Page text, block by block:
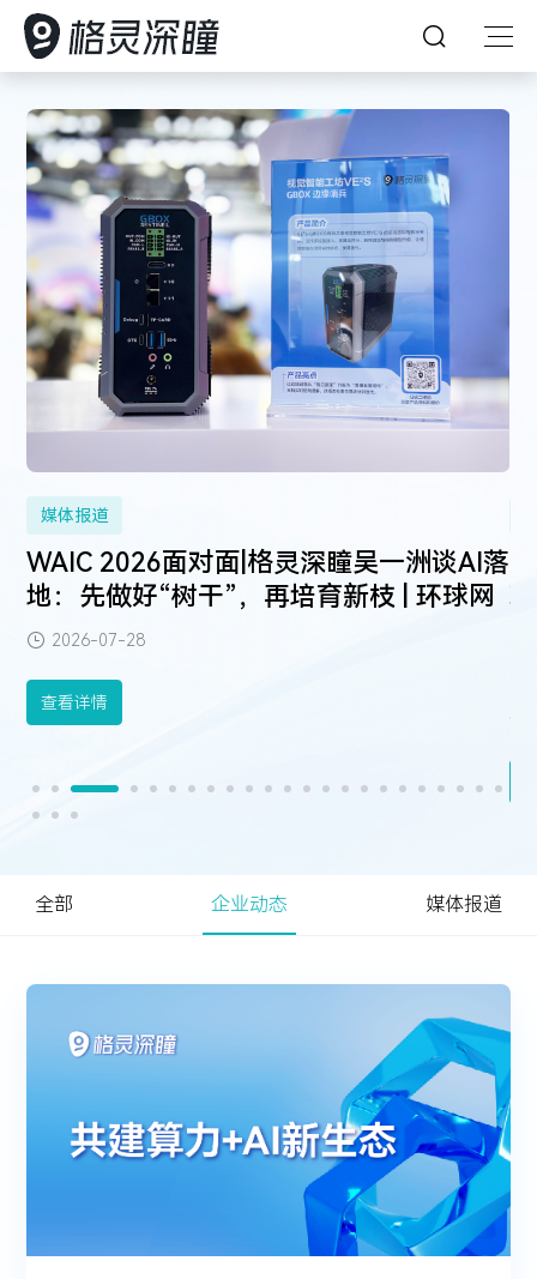
首页
深瞳能力
深瞳能力
坚持创新，持续探索，引领人工智能想象力
深瞳大脑 多模态大模型
深瞳产品
深瞳产品
格灵深瞳为众多企业提供AI赋能的数字化产品及体验
深瞳 AIPC 天工·墨刃
解决方案
AI 赋能产业数字化变革
深入行业场景，将核心技术与行业应用深度融合，构建
领先的数字化解决方案，为企业的数字变革保驾护航
四方镜运营智算解决方案
城市管理
深眸视觉智能工坊
深瞳体育阳光跑解决方案
客户案例
以持续可信赖的服务，赋能企业智慧经营管理
智慧金融 城市管理
资源中心
资源中心
关注AI科技最新动向，分享AI前瞻洞察与最佳实践
资料下载
Glint-MVT
关于我们
关于我们
关于我们
投资者关系
投资者关系
致力于为股东创造更大价值
联系方式
媒体报道
WAIC 2026面对面|格灵深瞳吴一洲谈AI落
地：先做好“树干”，再培育新枝 | 环球网
2026-07-28
查看详情
把
全部 企业动态 媒体报道